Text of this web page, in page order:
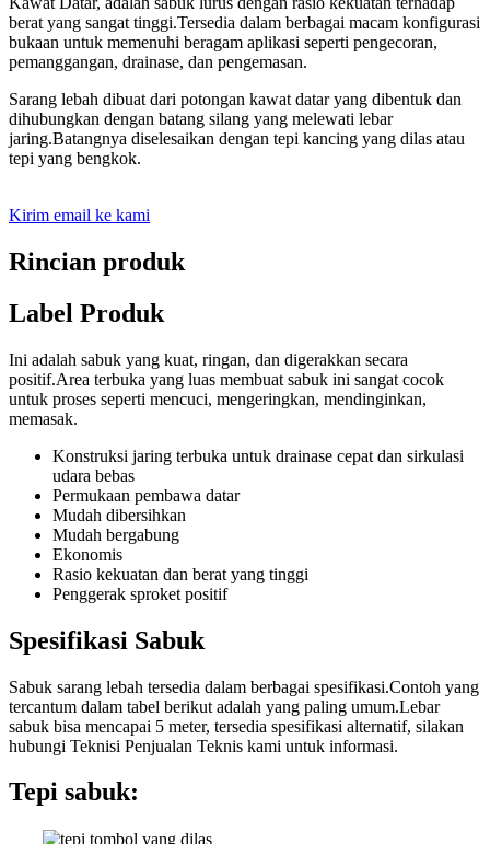
berat yang sangat tinggi.Tersedia dalam berbagai macam konfigurasi
bukaan untuk memenuhi beragam aplikasi seperti pengecoran,
pemanggangan, drainase, dan pengemasan.
Sarang lebah dibuat dari potongan kawat datar yang dibentuk dan
dihubungkan dengan batang silang yang melewati lebar
jaring.Batangnya diselesaikan dengan tepi kancing yang dilas atau
tepi yang bengkok.
Kirim email ke kami
Rincian produk
Label Produk
Ini adalah sabuk yang kuat, ringan, dan digerakkan secara
positif.Area terbuka yang luas membuat sabuk ini sangat cocok
untuk proses seperti mencuci, mengeringkan, mendinginkan,
memasak.
Konstruksi jaring terbuka untuk drainase cepat dan sirkulasi
udara bebas
Permukaan pembawa datar
Mudah dibersihkan
Mudah bergabung
Ekonomis
Rasio kekuatan dan berat yang tinggi
Penggerak sproket positif
Spesifikasi Sabuk
Sabuk sarang lebah tersedia dalam berbagai spesifikasi.Contoh yang
tercantum dalam tabel berikut adalah yang paling umum.Lebar
sabuk bisa mencapai 5 meter, tersedia spesifikasi alternatif, silakan
hubungi Teknisi Penjualan Teknis kami untuk informasi.
Tepi sabuk: